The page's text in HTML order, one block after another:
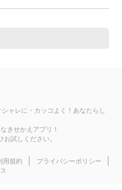
ャレに・カッコよく！あなたらし
きせかえアプリ！
お試しください。
用規約
プライバシーポリシー